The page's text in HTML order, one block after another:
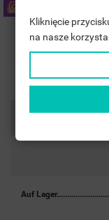
Zasady
Auf Lager
Kliknięcie
na nasze